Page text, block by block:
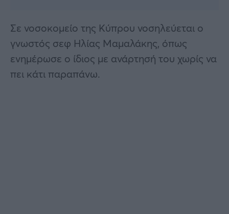
Σε νοσοκομείο της Κύπρου νοσηλεύεται ο
γνωστός σεφ Ηλίας Μαμαλάκης, όπως
ενημέρωσε ο ίδιος με ανάρτησή του χωρίς να
πει κάτι παραπάνω.